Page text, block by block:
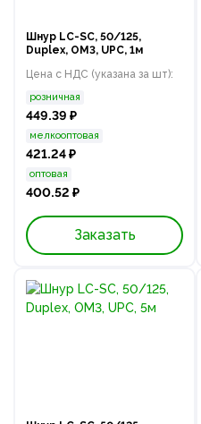
Шнур LC-SC, 50/125,
Duplex, OM3, UPC, 1м
Цена с НДС (указана за шт):
розничная
449.39 ₽
мелкооптовая
421.24 ₽
оптовая
400.52 ₽
Заказать